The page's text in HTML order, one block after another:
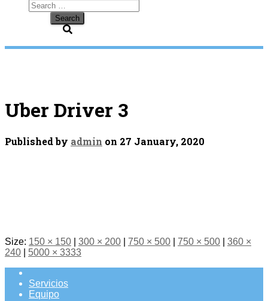
Uber Driver 3
Published by admin on 27 January, 2020
Size: 150 × 150 300 × 200 750 × 500 750 × 500
360 ×
240
5000 × 3333
Servicios
Equipo